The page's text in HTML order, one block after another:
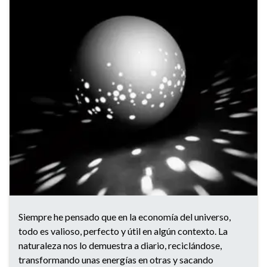
Siempre he pensado que en la economía del universo,
todo es valioso, perfecto y útil en algún contexto. La
naturaleza nos lo demuestra a diario, reciclándose,
transformando unas energías en otras y sacando